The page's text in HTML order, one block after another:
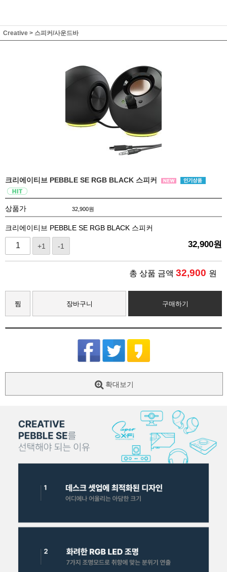
Creative > 스피커/사운드바
크리에이티브 PEBBLE SE RGB BLACK 스피커
상품가 32,900원
크리에이티브 PEBBLE SE RGB BLACK 스피커
+1 -1 32,900원
총 상품 금액 32,900 원
찜 장바구니 구매하기
확대보기